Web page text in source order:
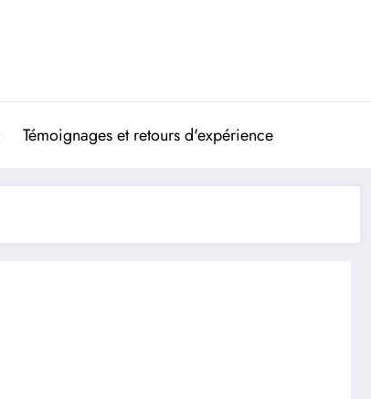
Témoignages et retours d'expérience